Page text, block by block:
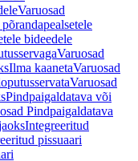
Varuosad
bideedele
Varuosad
Ilma kaanetaVaruosad
Varuosad
Pindpaigaldatava või
Pindpaigaldatava
Integreeritud
pissuaari